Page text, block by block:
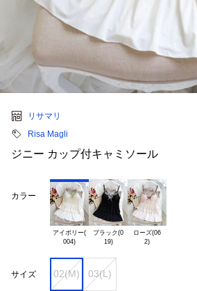
リサマリ
Risa Magli
ジニー カップ付キャミソール
カラー
アイボリー(
ブラック(0
19)
ローズ(06
サイズ 02(M) 03(L)